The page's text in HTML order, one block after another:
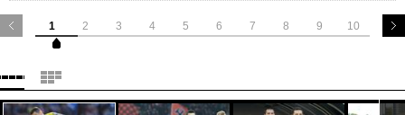
1 2 3 4 5 6 7 8 9 10